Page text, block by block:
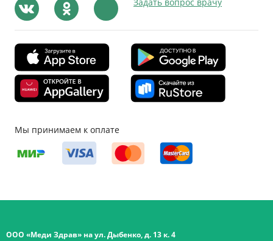
Мы принимаем к оплате
ООО «Меди Здрав» на ул. Дыбенко, д. 13 к. 4